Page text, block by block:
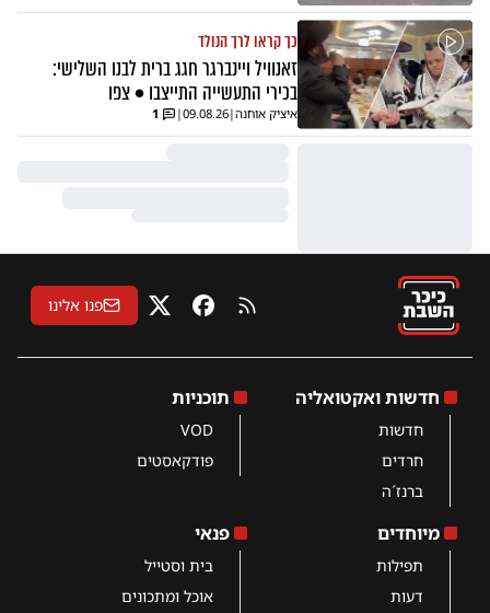
כך קראו לרך הנולד
זאנוויל ויינברגר חגג ברית לבנו השלישי:
בכירי התעשייה התייצבו • צפו
איציק אוחנה|
09.08.26
|
1
RSS פייסבוקX פנו אלינו
חדשות ואקטואליה
חדשות
חרדים
ברנז´ה
תוכניות
VOD
פודקאסטים
מיוחדים
תפילות
דעות
פנאי
בית וסטייל
אוכל ומתכונים